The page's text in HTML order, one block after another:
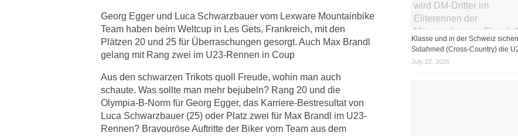
Georg Egger und Luca Schwarzbauer vom Lexware Mountainbike
Team haben beim Weltcup in Les Gets, Frankreich, mit den
Plätzen 20 und 25 für Überraschungen gesorgt. Auch Max Brandl
gelang mit Rang zwei im U23-Rennen in Coup
Aus den schwarzen Trikots quoll Freude, wohin man auch
schaute. Was sollte man mehr bejubeln? Rang 20 und die
Olympia-B-Norm für Georg Egger, das Karriere-Bestresultat von
Luca Schwarzbauer (25) oder Platz zwei für Max Brandl im U23-
Rennen? Bravouröse Auftritte der Biker vom Team aus dem
Klasse und in der Schweiz
Sidahmed (Cross-Country) die
July 22, 2026